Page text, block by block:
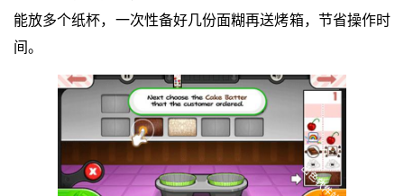
能放多个纸杯，一次性备好几份面糊再送烤箱，节省操作时
间。